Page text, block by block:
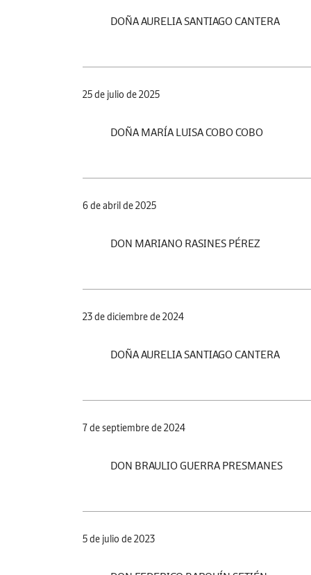
DOÑA AURELIA SANTIAGO CANTERA
25 de julio de 2025
DOÑA MARÍA LUISA COBO COBO
6 de abril de 2025
DON MARIANO RASINES PÉREZ
23 de diciembre de 2024
DOÑA AURELIA SANTIAGO CANTERA
7 de septiembre de 2024
DON BRAULIO GUERRA PRESMANES
5 de julio de 2023